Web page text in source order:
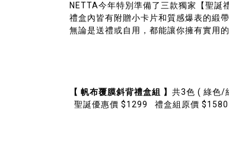
NETTA今年特別準備了三款獨家【聖誕
禮盒內皆有附贈小卡片和質感爆表的緞
無論是送禮或自用，都能讓你擁有實用
【 帆布覆膜斜背禮盒組 】 共3色 ( 綠色/
聖誕優惠價 $1299 禮盒組原價 $1580